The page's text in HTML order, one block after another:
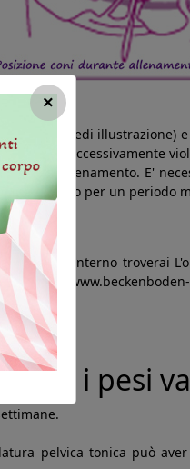
vagina (vedi illustrazione)
blu e successivamente
l'allenamento. E'
il cono per un periodo
All'interno troverai
pelvico
con i pesi
pelvica tonica può
×